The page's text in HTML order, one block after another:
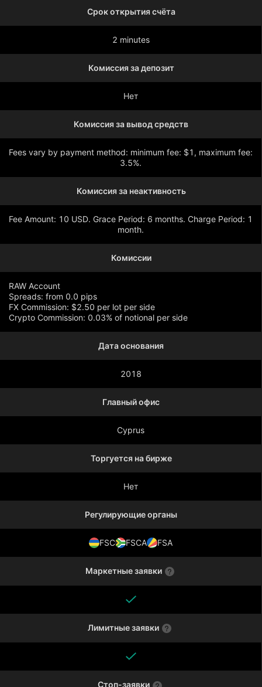
Срок открытия счёта
2 minutes
Комиссия за депозит
Нет
Комиссия за вывод средств
Fees vary by payment method: minimum fee: $1, maximum fee:
3.5%.
Комиссия за неактивность
Fee Amount: 10 USD. Grace Period: 6 months. Charge Period: 1
month.
Комиссии
RAW Account
Spreads: from 0.0 pips
FX Commission: $2.50 per lot per side
Crypto Commission: 0.03% of notional per side
Дата основания
2018
Главный офис
Cyprus
Торгуется на бирже
Нет
Регулирующие органы
FSC FSCA FSA
Маркетные заявки
Лимитные заявки
Стоп-заявки